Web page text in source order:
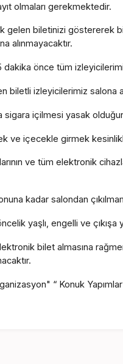
olmaları gerekmektedir.
gelen biletinizi göstererek
alınmayacaktır.
dakika önce tüm
biletli izleyicilerimiz
sigara içilmesi yasak
ve içecekle girmek
ve tüm elektronik
kadar salondan
yaşlı, engelli ve
bilet almasına
“ Konuk